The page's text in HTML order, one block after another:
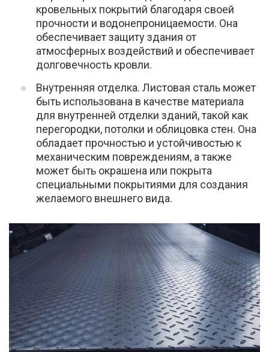
кровельных покрытий благодаря своей
прочности и водонепроницаемости. Она
обеспечивает защиту здания от
атмосферных воздействий и обеспечивает
долговечность кровли.
Внутренняя отделка. Листовая сталь может
быть использована в качестве материала
для внутренней отделки зданий, такой как
перегородки, потолки и облицовка стен. Она
обладает прочностью и устойчивостью к
механическим повреждениям, а также
может быть окрашена или покрыта
специальными покрытиями для создания
желаемого внешнего вида.